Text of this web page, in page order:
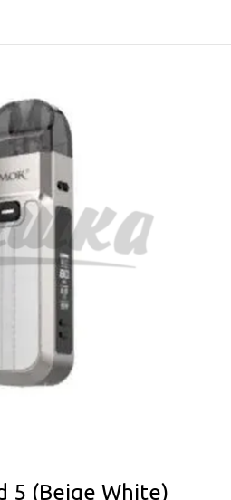
5 (Beige White)